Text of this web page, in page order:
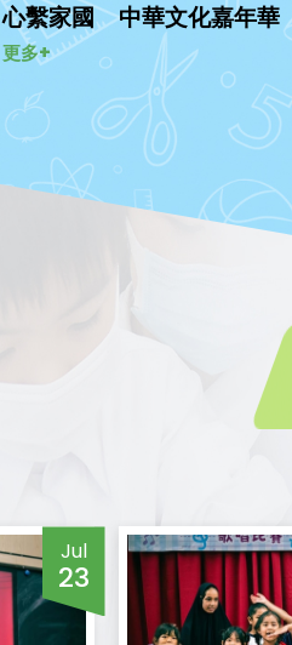
心繫家國 中華文化嘉年華
更多+
Jul
23